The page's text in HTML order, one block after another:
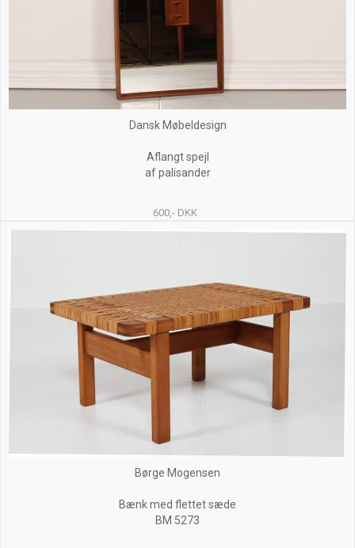
Dansk Møbeldesign
Aflangt spejl
af palisander
600,- DKK
Børge Mogensen
Bænk med flettet sæde
BM 5273